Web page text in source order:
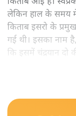
लेकिन हाल के समय
किताब इसरो के
गई थी। इसका नाम
कि इसमें चंद्रयान दो